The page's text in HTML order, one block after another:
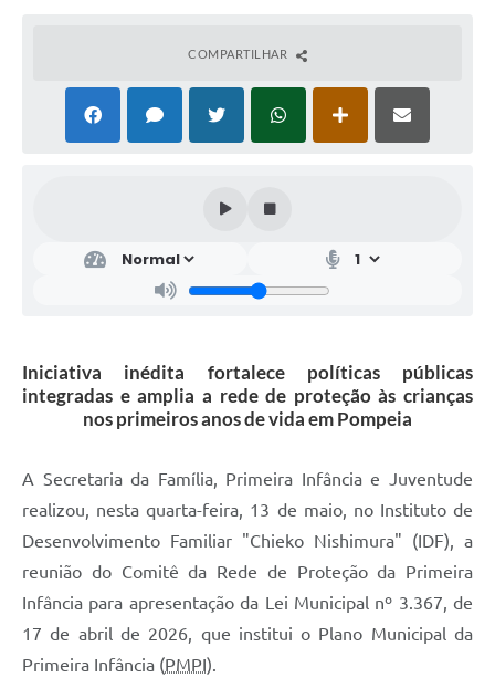
COMPARTILHAR
Iniciativa inédita fortalece políticas públicas
integradas e amplia a rede de proteção às crianças
nos primeiros anos de vida em Pompeia
A Secretaria da Família, Primeira Infância e Juventude
realizou, nesta quarta-feira, 13 de maio, no Instituto de
Desenvolvimento Familiar "Chieko Nishimura" (IDF), a
reunião do Comitê da Rede de Proteção da Primeira
Infância para apresentação da Lei Municipal nº 3.367, de
17 de abril de 2026, que institui o Plano Municipal da
Primeira Infância (PMPI).